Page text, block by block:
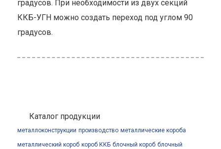
градусов. При необходимости из двух секций
ККБ-УГН можно создать переход под углом 90
градусов.
Каталог продукции
металлоконструкции производство металлические короба
металлический короб короб ККБ блочный короб блочный